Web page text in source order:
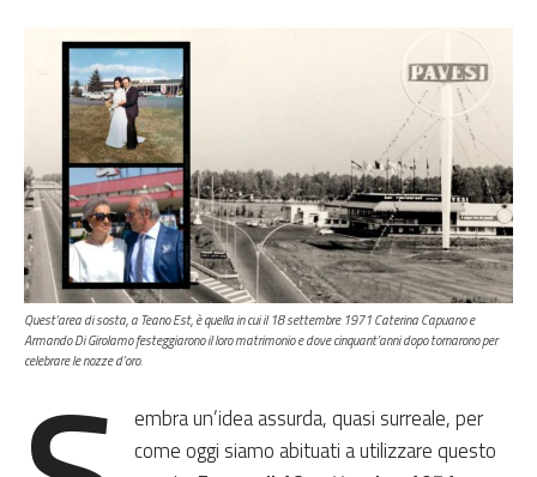
Quest’area di sosta, a Teano Est, è quella in cui il 18 settembre 1971 Caterina Capuano e
Armando Di Girolamo festeggiarono il loro matrimonio e dove cinquant’anni dopo tornarono per
celebrare le nozze d’oro.
embra un’idea assurda, quasi surreale, per
come oggi siamo abituati a utilizzare questo